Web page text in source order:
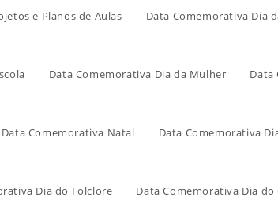
e Planos de Aulas Data Comemorativa Dia
Data Comemorativa Dia da Mulher Data
Data Comemorativa Natal Data Comemorativa
Dia do Folclore Data Comemorativa Dia do